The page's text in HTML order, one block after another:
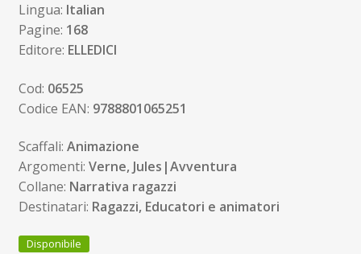
Lingua: Italian
Pagine: 168
Editore: ELLEDICI
Cod: 06525
Codice EAN: 9788801065251
Scaffali: Animazione
Argomenti: Verne, Jules|Avventura
Collane: Narrativa ragazzi
Destinatari: Ragazzi, Educatori e animatori
Disponibile